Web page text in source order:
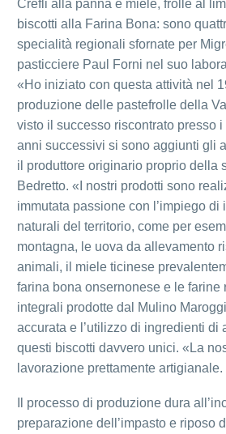
Crèfli alla panna e miele, frolle al
biscotti alla Farina Bona: sono
specialità regionali sfornate per
pasticciere Paul Forni nel suo
«Ho iniziato con questa attività nel
produzione delle pastefrolle della
visto il successo riscontrato presso
anni successivi si sono aggiunti gli
il produttore originario proprio della
Bedretto. «I nostri prodotti sono
immutata passione con l’impiego
naturali del territorio, come per
montagna, le uova da allevamento
animali, il miele ticinese
farina bona onsernonese e le farine
integrali prodotte dal Mulino
accurata e l’utilizzo di ingredienti di
questi biscotti davvero unici. «La
lavorazione prettamente artigianale.
Il processo di produzione dura
preparazione dell’impasto e riposo